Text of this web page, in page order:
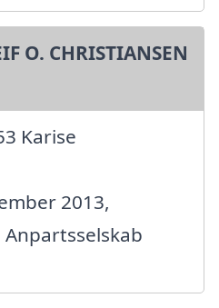
O. CHRISTIANSEN
Karise
2013,